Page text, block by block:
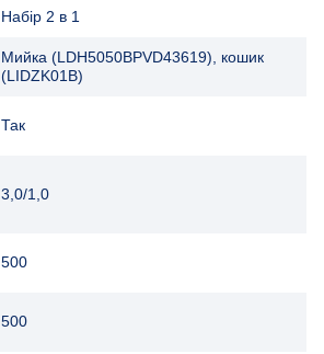
Набір 2 в 1
Мийка (LDH5050BPVD43619), кошик
(LIDZK01B)
Так
3,0/1,0
500
500